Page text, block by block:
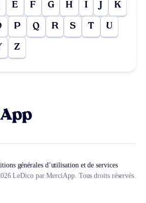
E F G H I J K
P Q R S T U
Z
générales d’utilisation et de services
LeDico par MerciApp. Tous droits réservés.